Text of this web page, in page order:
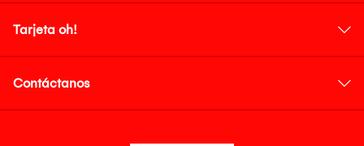
Tarjeta oh!
Contáctanos